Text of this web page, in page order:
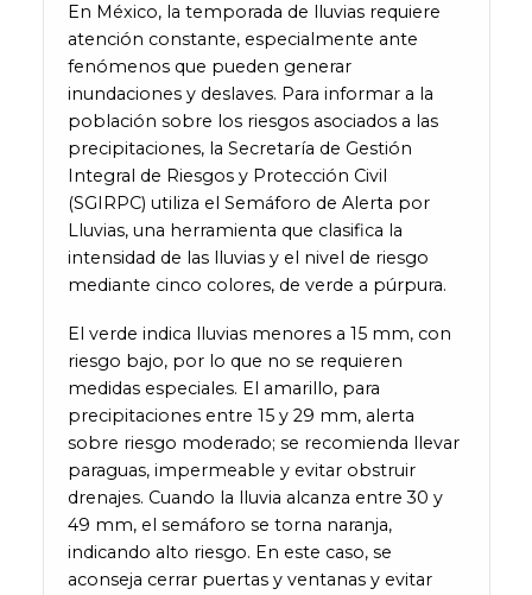
En México, la temporada de lluvias requiere
atención constante, especialmente ante
fenómenos que pueden generar
inundaciones y deslaves. Para informar a la
población sobre los riesgos asociados a las
precipitaciones, la Secretaría de Gestión
Integral de Riesgos y Protección Civil
(SGIRPC) utiliza el Semáforo de Alerta por
Lluvias, una herramienta que clasifica la
intensidad de las lluvias y el nivel de riesgo
mediante cinco colores, de verde a púrpura.
El verde indica lluvias menores a 15 mm, con
riesgo bajo, por lo que no se requieren
medidas especiales. El amarillo, para
precipitaciones entre 15 y 29 mm, alerta
sobre riesgo moderado; se recomienda llevar
paraguas, impermeable y evitar obstruir
drenajes. Cuando la lluvia alcanza entre 30 y
49 mm, el semáforo se torna naranja,
indicando alto riesgo. En este caso, se
aconseja cerrar puertas y ventanas y evitar